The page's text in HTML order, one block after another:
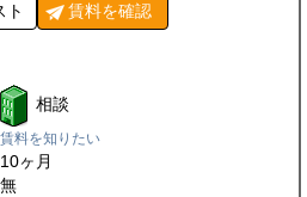
ト 賃料を確認
相談
賃料を知りたい
10ヶ月
無